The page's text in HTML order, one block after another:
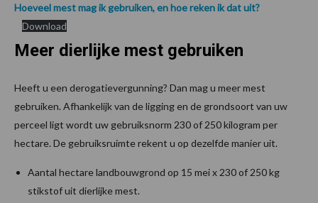
Hoeveel mest mag ik gebruiken, en hoe reken ik dat uit?
Download
Meer dierlijke mest gebruiken
Heeft u een derogatievergunning? Dan mag u meer mest
gebruiken. Afhankelijk van de ligging en de grondsoort van uw
perceel ligt wordt uw gebruiksnorm 230 of 250 kilogram per
hectare. De gebruiksruimte rekent u op dezelfde manier uit.
Aantal hectare landbouwgrond op 15 mei x 230 of 250 kg
stikstof uit dierlijke mest.